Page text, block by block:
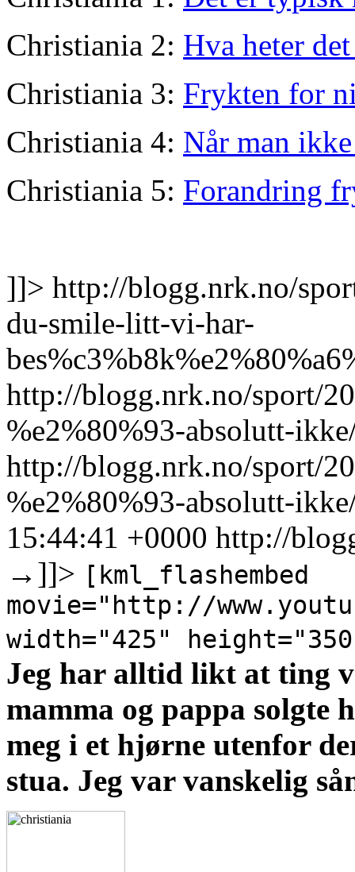
Christiania 2: Hva heter
Christiania 3: Frykten for
Christiania 4: Når man
Christiania 5: Forandring
]]> http://blogg.nrk.no/
du-smile-litt-vi-har-
http://blogg.nrk.no/sport/
%e2%80%93-absolutt-
http://blogg.nrk.no/sport/
%e2%80%93-absolutt-
15:44:41 +0000 http://
→ ]]> [kml_flashembed
movie="http://
width="425"
Jeg har alltid likt at ting
mamma og pappa solgte
meg i et hjørne utenfor
stua. Jeg var vanskelig